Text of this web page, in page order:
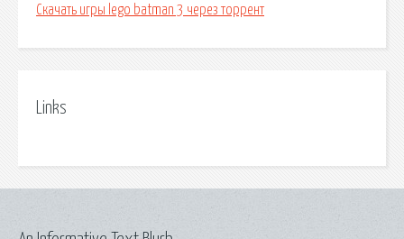
Скачать игры lego batman 3 через торрент
Links